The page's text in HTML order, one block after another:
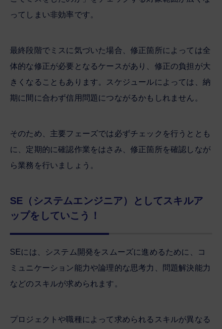
ってしまい非効率です。
最終段階でミスに気づいた場合、修正箇所によっては全
体的な修正が必要となるケースがあり、修正の負担が大
きくなることもあります。スケジュールによっては、納
期に間に合わず信用問題につながるかもしれません。
そのため、主要フェーズでは必ずチェックを行うととも
に、定期的に確認作業をはさみ、修正箇所を確認しなが
ら業務を行いましょう。
SE（システムエンジニア）としてスキルア
ップをしていこう！
SEには、システム開発をスムーズに進めるために、コ
ミュニケーション能力や論理的な思考力、問題解決能力
などのスキルが求められます。
プロジェクトや職種によって求められるスキルが異なる